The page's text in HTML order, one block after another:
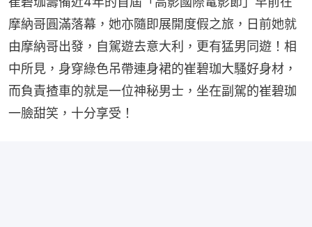
摩納哥圓滿落幕，她亦隨即展開度假之旅，日前她就
由摩納哥出發，自駕遊去意大利，更有猛男同遊！相
中所見，身穿綠色吊帶連身裙的崔碧珈大騷好身材，
而負責揸車的就是一位神秘男士，坐在副駕的崔碧珈
一臉甜笑，十分享受！